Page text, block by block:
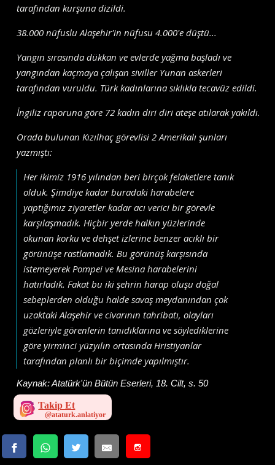
tarafından kurşuna dizildi.
38.000 nüfuslu Alaşehir'in nüfusu 4.000'e düştü...
Yangın sırasında dükkan ve evlerde yağma başladı ve
yangından kaçmaya çalışan siviller Yunan askerleri
tarafından vuruldu. Türk kadınlarına sıklıkla tecavüz edildi.
İngiliz raporuna göre 72 kadın diri diri ateşe atılarak yakıldı.
Orada bulunan Kızılhaç görevlisi 2 Amerikalı şunları
yazmıştı:
Her ikimiz 1916 yılından beri birçok felaketlere tanık
olduk. Şimdiye kadar buradaki harabelere
yaptığımız ziyaretler kadar acı verici bir görevle
karşılaşmadık. Hiçbir yerde halkın yüzlerinde
okunan korku ve dehşet izlerine benzer acıklı bir
görünüşe rastlamadık. Bu görünüş karşısında
istemeyerek Pompei ve Mesina harabelerini
hatırladık. Fakat bu iki şehrin harap oluşu doğal
sebeplerden olduğu halde savaş meydanından çok
uzaktaki Alaşehir ve civarının tahribatı, olayları
gözleriyle görenlerin tanıdıklarına ve söylediklerine
göre yirminci yüzyılın ortasında Hristiyanlar
tarafından planlı bir biçimde yapılmıştır.
Kaynak:Atatürk'ün Bütün Eserleri, 18. Cilt, s. 50
Takip Et